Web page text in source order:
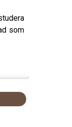
som